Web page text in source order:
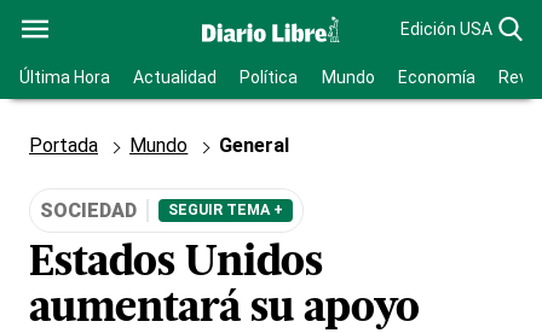
Edición USA
Última Hora Actualidad Política Mundo Economía
Portada Mundo General
SOCIEDAD SEGUIR TEMA +
Estados Unidos
aumentará su apoyo